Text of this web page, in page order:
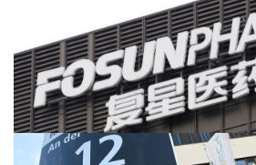
IT Times
生成式AI與雲端應用
Enterprise Digital Transformation